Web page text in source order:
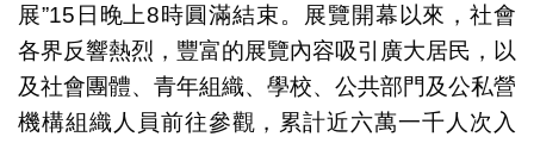
展”15日晚上8時圓滿結束。展覽開幕以來，社會
各界反響熱烈，豐富的展覽內容吸引廣大居民，以
及社會團體、青年組織、學校、公共部門及公私營
機構組織人員前往參觀，累計近六萬一千人次入